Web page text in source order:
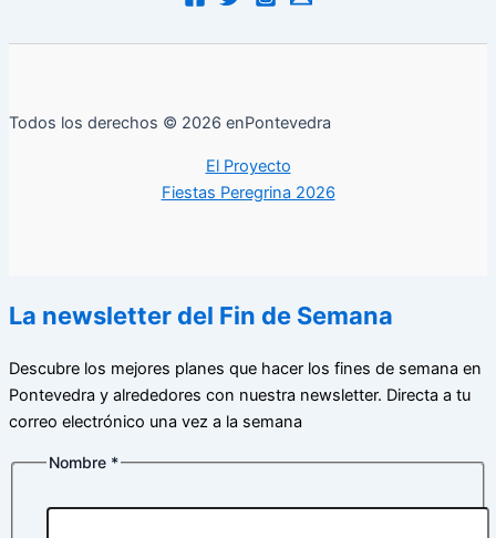
Todos los derechos © 2026 enPontevedra
El Proyecto
Fiestas Peregrina 2026
La newsletter del Fin de Semana
Descubre los mejores planes que hacer los fines de semana en
Pontevedra y alrededores con nuestra newsletter. Directa a tu
correo electrónico una vez a la semana
Nombre *